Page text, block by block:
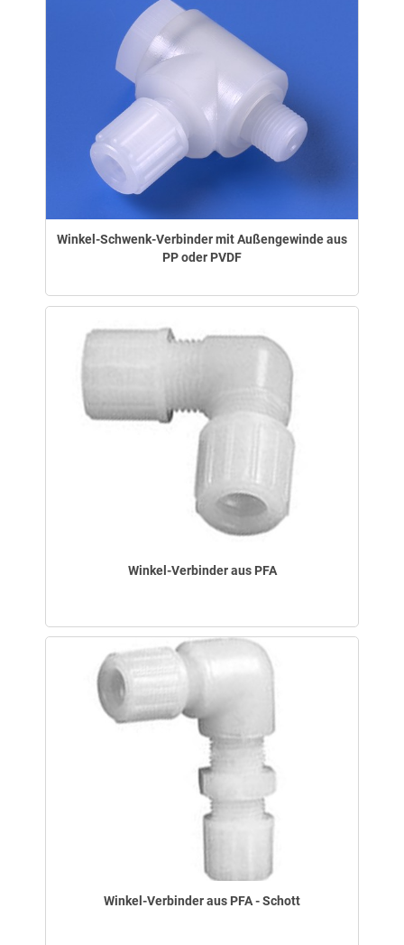
Winkel-Schwenk-Verbinder mit Außengewinde aus
PP oder PVDF
Winkel-Verbinder aus PFA
Winkel-Verbinder aus PFA - Schott